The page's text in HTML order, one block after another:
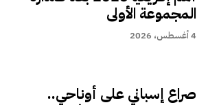
المجموعة الأولى
4 أغسطس، 2026
صراع إسباني على أوناحي..